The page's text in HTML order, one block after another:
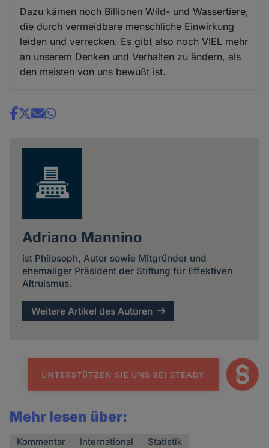
Dazu kämen noch Billionen Wild- und Wassertiere,
die durch vermeidbare menschliche Einwirkung
leiden und verrecken. Es gibt also noch VIEL mehr
an unserem Denken und Verhalten zu ändern, als
den meisten von uns bewußt ist.
Share
Adriano Mannino
ist Philosoph, Autor sowie Mitgründer und
ehemaliger Präsident der Stiftung für Effektiven
Altruismus.
Weitere Artikel des Autoren
Mehr lesen über:
Kommentar International Statistik